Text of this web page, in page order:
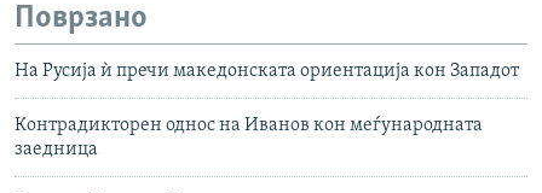
Поврзано
На Русија ѝ пречи македонската ориентација кон Западот
Контрадикторен однос на Иванов кон меѓународната
заедница